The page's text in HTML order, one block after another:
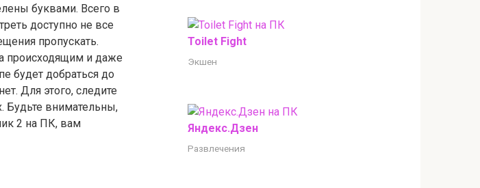
буквами. Всего в
доступно не все
пропускать.
происходящим и даже
будет добраться до
Для этого, следите
Будьте внимательны,
2 на ПК, вам
Toilet Fight
Экшен
Яндекс.Дзен
Развлечения